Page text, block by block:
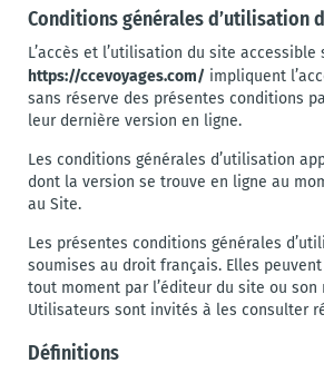
Conditions générales d’utilisation
L’accès et l’utilisation du site accessible
https://ccevoyages.com/ impliquent
sans réserve des présentes conditions
leur dernière version en ligne.
Les conditions générales d’utilisation
dont la version se trouve en ligne au
au Site.
Les présentes conditions générales
soumises au droit français. Elles
tout moment par l’éditeur du site ou son
Utilisateurs sont invités à les consulter
Définitions